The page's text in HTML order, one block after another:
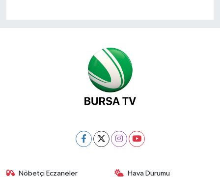
Nöbetçi Eczaneler Hava Durumu